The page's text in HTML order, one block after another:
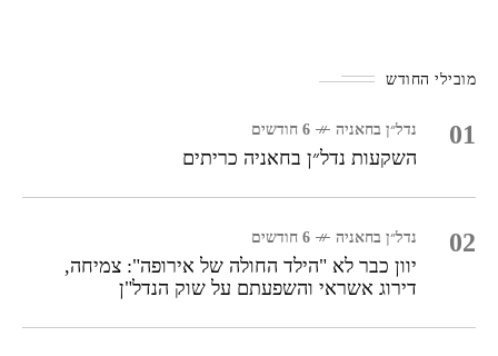
מובילי החודש
01 נדל״ן בחאניה 6 חודשים
השקעות נדל״ן בחאניה כריתים
02 נדל״ן בחאניה 6 חודשים
יוון כבר לא "הילד החולה של אירופה": צמיחה,
דירוג אשראי והשפעתם על שוק הנדל"ן